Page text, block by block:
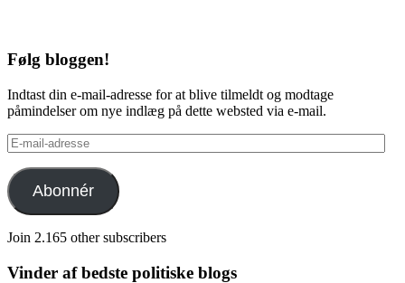
Følg bloggen!
Indtast din e-mail-adresse for at blive tilmeldt og modtage
påmindelser om nye indlæg på dette websted via e-mail.
E-
mail-
adresse
Abonnér
Join 2.165 other subscribers
Vinder af bedste politiske blogs